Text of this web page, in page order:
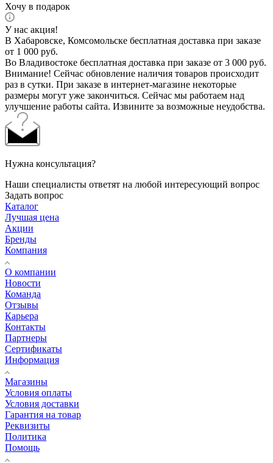
Хочу в подарок
У нас акция!
В Хабаровске, Комсомольске бесплатная доставка при заказе
от 1 000 руб.
Во Владивостоке бесплатная доставка при заказе от 3 000 руб.
Внимание! Сейчас обновление наличия товаров происходит
раз в сутки. При заказе в интернет-магазине некоторые
размеры могут уже закончиться. Сейчас мы работаем над
улучшение работы сайта. Извините за возможные неудобства.
Нужна консультация?
Наши специалисты ответят на любой интересующий вопрос
Задать вопрос
Каталог
Лучшая цена
Акции
Бренды
Компания
О компании
Новости
Команда
Отзывы
Карьера
Контакты
Партнеры
Сертификаты
Информация
Магазины
Условия оплаты
Условия доставки
Гарантия на товар
Реквизиты
Политика
Помощь